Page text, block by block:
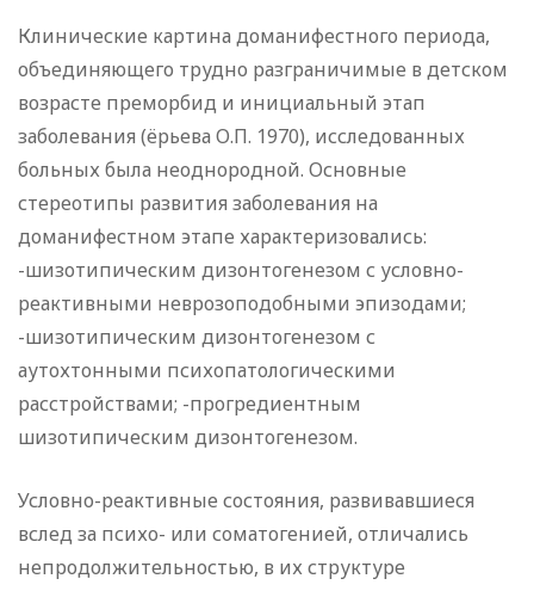
Клинические картина доманифестного периода,
объединяющего трудно разграничимые в детском
возрасте преморбид и инициальный этап
заболевания (ёрьева О.П. 1970), исследованных
больных была неоднородной. Основные
стереотипы развития заболевания на
доманифестном этапе характеризовались:
-шизотипическим дизонтогенезом с условно-
реактивными неврозоподобными эпизодами;
-шизотипическим дизонтогенезом с
аутохтонными психопатологическими
расстройствами; -прогредиентным
шизотипическим дизонтогенезом.
Условно-реактивные состояния, развивавшиеся
вслед за психо- или соматогенией, отличались
непродолжительностью, в их структуре